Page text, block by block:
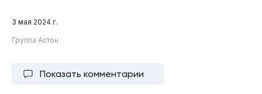
3 мая 2024 г.
Группа Астон
Показать комментарии